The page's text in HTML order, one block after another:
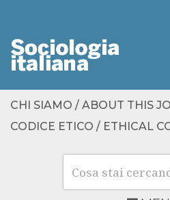
Cerca
CHI SIAMO / ABOUT THIS
CODICE ETICO / ETHICAL